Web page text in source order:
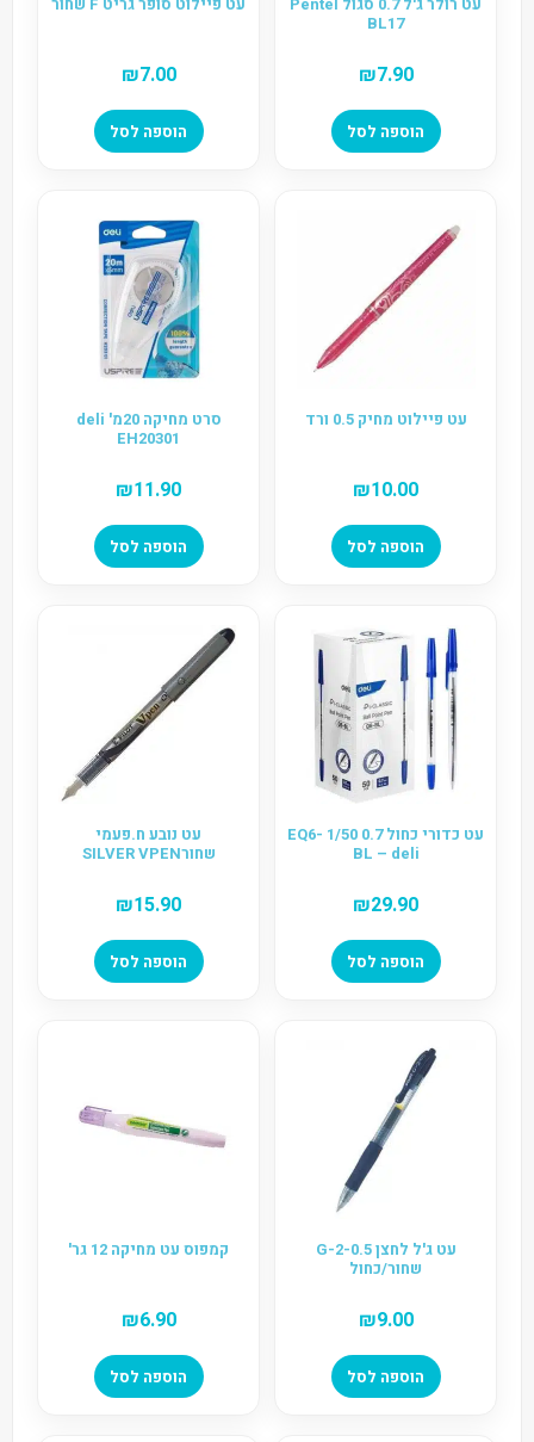
BL17
₪7.90
הוספה לסל
₪7.00
הוספה לסל
עט פיילוט מחיק 0.5 ורד
₪10.00
הוספה לסל
סרט מחיקה 20מ' deli
EH20301
₪11.90
הוספה לסל
עט כדורי כחול 0.7 1/50 EQ6-
BL – deli
₪29.90
הוספה לסל
עט נובע ח.פעמי
שחורSILVER VPEN
₪15.90
הוספה לסל
עט ג'ל לחצן G-2-0.5
שחור/כחול
₪9.00
הוספה לסל
קמפוס עט מחיקה 12 גר'
₪6.90
הוספה לסל